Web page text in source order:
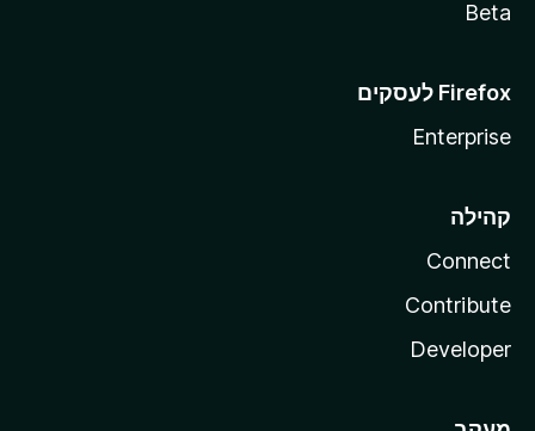
Beta
Enterprise
קהילה
Connect
Contribute
Developer